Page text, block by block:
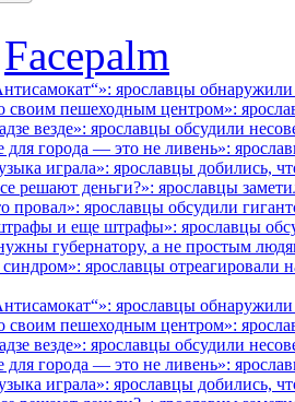
Facepalm
ярославцы
своим пешеходным центром»:
везде»: ярославцы обсудили
города — это не ливень»:
играла»: ярославцы добились,
решают деньги?»: ярославцы
провал»: ярославцы обсудили
и еще штрафы»: ярославцы
губернатору, а не простым
ярославцы отреагировали
ярославцы
своим пешеходным центром»:
везде»: ярославцы обсудили
города — это не ливень»:
играла»: ярославцы добились,